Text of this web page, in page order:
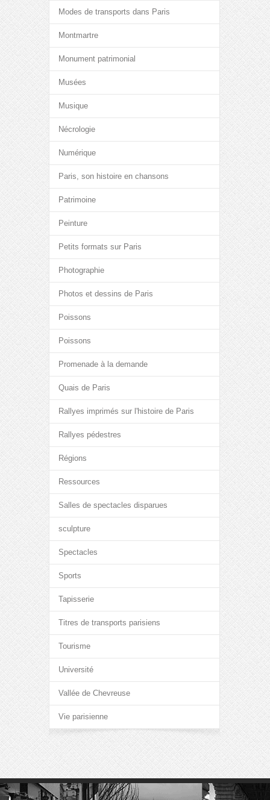
Modes de transports dans Paris
Montmartre
Monument patrimonial
Musées
Musique
Nécrologie
Numérique
Paris, son histoire en chansons
Patrimoine
Peinture
Petits formats sur Paris
Photographie
Photos et dessins de Paris
Poissons
Poissons
Promenade à la demande
Quais de Paris
Rallyes imprimés sur l'histoire de Paris
Rallyes pédestres
Régions
Ressources
Salles de spectacles disparues
sculpture
Spectacles
Sports
Tapisserie
Titres de transports parisiens
Tourisme
Université
Vallée de Chevreuse
Vie parisienne